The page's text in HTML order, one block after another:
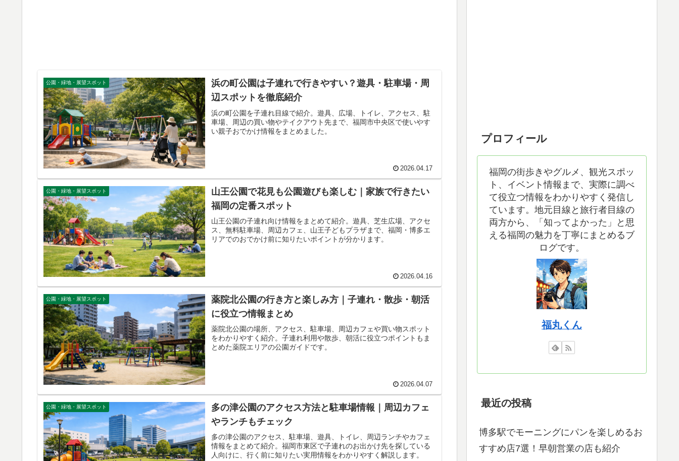
公園・緑地・展望スポット
浜の町公園は子連れで行きやすい？遊具・駐車場・周
辺スポットを徹底紹介
浜の町公園を子連れ目線で紹介。遊具、広場、トイレ、アクセス、駐
車場、周辺の買い物やテイクアウト先まで、福岡市中央区で使いやす
い親子おでかけ情報をまとめました。
2026.04.17
公園・緑地・展望スポット
山王公園で花見も公園遊びも楽しむ｜家族で行きたい
福岡の定番スポット
山王公園の子連れ向け情報をまとめて紹介。遊具、芝生広場、アクセ
ス、無料駐車場、周辺カフェ、山王子どもプラザまで、福岡・博多エ
リアでのおでかけ前に知りたいポイントが分かります。
2026.04.16
公園・緑地・展望スポット
薬院北公園の行き方と楽しみ方｜子連れ・散歩・朝活
に役立つ情報まとめ
薬院北公園の場所、アクセス、駐車場、周辺カフェや買い物スポット
をわかりやすく紹介。子連れ利用や散歩、朝活に役立つポイントもま
とめた薬院エリアの公園ガイドです。
2026.04.07
公園・緑地・展望スポット
多の津公園のアクセス方法と駐車場情報｜周辺カフェ
やランチもチェック
多の津公園のアクセス、駐車場、遊具、トイレ、周辺ランチやカフェ
情報をまとめて紹介。福岡市東区で子連れのお出かけ先を探している
人向けに、行く前に知りたい実用情報をわかりやすく解説します。
プロフィール
福岡の街歩きやグルメ、観光スポッ
ト、イベント情報まで、実際に調べ
て役立つ情報をわかりやすく発信し
ています。地元目線と旅行者目線の
両方から、「知ってよかった」と思
える福岡の魅力を丁寧にまとめるブ
ログです。
福丸くん
最近の投稿
博多駅でモーニングにパンを楽しめるお
すすめ店7選！早朝営業の店も紹介